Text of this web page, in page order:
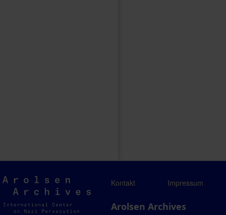
Arolsen
Archives
Kontakt Impressum
Arolsen Archives